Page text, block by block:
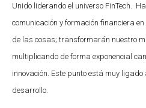
Unido liderando el universo FinTech.
comunicación y formación financiera
de las cosas; transformarán nuestro
multiplicando de forma exponencial
innovación. Este punto está muy ligado
desarrollo.